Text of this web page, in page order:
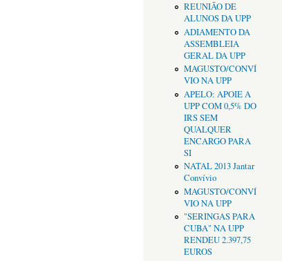
REUNIÃO DE
ALUNOS DA UPP
ADIAMENTO DA
ASSEMBLEIA
GERAL DA UPP
MAGUSTO/CONVÍ
VIO NA UPP
APELO: APOIE A
UPP COM 0,5% DO
IRS SEM
QUALQUER
ENCARGO PARA
SI
NATAL 2013 Jantar
Convívio
MAGUSTO/CONVÍ
VIO NA UPP
"SERINGAS PARA
CUBA" NA UPP
RENDEU 2.397,75
EUROS